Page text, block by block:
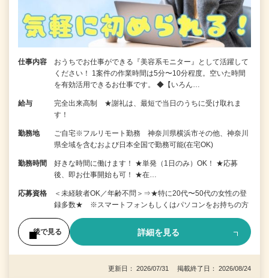
仕事内容
おうちでお仕事ができる『美容系モニター』として活躍して
ください！ 1案件の作業時間は5分〜10分程度。空いた時間
を有効活用できるお仕事です。 ◆【いろん…
給与
完全出来高制 ★謝礼は、最短で当日のうちに受け取れま
す！
勤務地
ご自宅※フルリモート勤務 神奈川県横浜市その他、神奈川
県全域を含むおよび日本全国で勤務可能(在宅OK)
勤務時間
好きな時間に働けます！ ★単発（1日のみ）OK！ ★応募
後、即お仕事開始も可！ ★在…
応募資格
＜未経験者OK／年齢不問＞⇒★特に20代〜50代の女性の登
録多数★ ※スマートフォンもしくはパソコンをお持ちの方
後で見る 詳細を見る
更新日： 2026/07/31 掲載終了日： 2026/08/24